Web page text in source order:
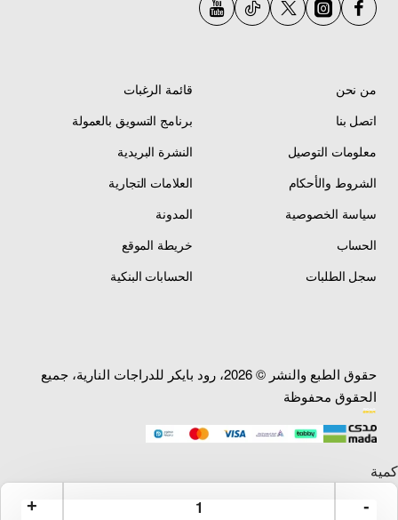
من نحن
اتصل بنا
معلومات التوصيل
الشروط والأحكام
سياسة الخصوصية
الحساب
سجل الطلبات
قائمة الرغبات
برنامج التسويق بالعمولة
النشرة البريدية
العلامات التجارية
المدونة
خريطة الموقع
الحسابات البنكية
حقوق الطبع والنشر © 2026، رود بايكر للدراجات النارية، جميع
الحقوق محفوظة